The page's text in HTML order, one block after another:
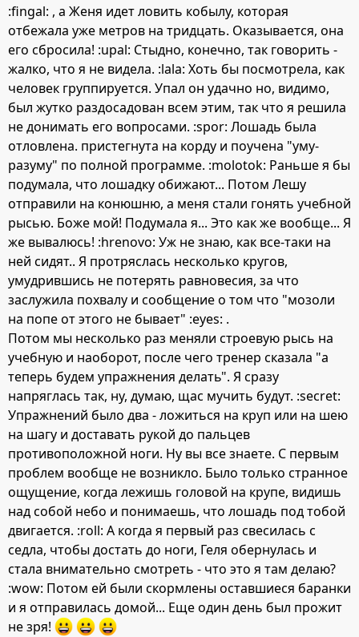
:fingal: , а Женя идет ловить кобылу, которая
отбежала уже метров на тридцать. Оказывается, она
его сбросила! :upal: Стыдно, конечно, так говорить -
жалко, что я не видела. :lala: Хоть бы посмотрела, как
человек группируется. Упал он удачно но, видимо,
был жутко раздосадован всем этим, так что я решила
не донимать его вопросами. :spor: Лошадь была
отловлена. пристегнута на корду и поучена "уму-
разуму" по полной программе. :molotok: Раньше я бы
подумала, что лошадку обижают... Потом Лешу
отправили на конюшню, а меня стали гонять учебной
рысью. Боже мой! Подумала я... Это как же вообще... Я
же вывалюсь! :hrenovo: Уж не знаю, как все-таки на
ней сидят.. Я протряслась несколько кругов,
умудрившись не потерять равновесия, за что
заслужила похвалу и сообщение о том что "мозоли
на попе от этого не бывает" :eyes: .
Потом мы несколько раз меняли строевую рысь на
учебную и наоборот, после чего тренер сказала "а
теперь будем упражнения делать". Я сразу
напряглась так, ну, думаю, щас мучить будут. :secret:
Упражнений было два - ложиться на круп или на шею
на шагу и доставать рукой до пальцев
противоположной ноги. Ну вы все знаете. С первым
проблем вообще не возникло. Было только странное
ощущение, когда лежишь головой на крупе, видишь
над собой небо и понимаешь, что лошадь под тобой
двигается. :roll: А когда я первый раз свесилась с
седла, чтобы достать до ноги, Геля обернулась и
стала внимательно смотреть - что это я там делаю?
:wow: Потом ей были скормлены оставшиеся баранки
и я отправилась домой... Еще один день был прожит
не зря!